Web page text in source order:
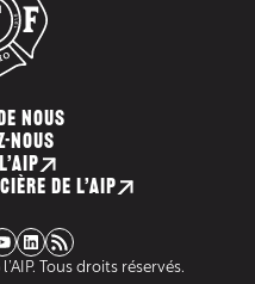
NOUS
NOUS
DE L’AIP
LinkedIn Flux RSS
Tous droits réservés.